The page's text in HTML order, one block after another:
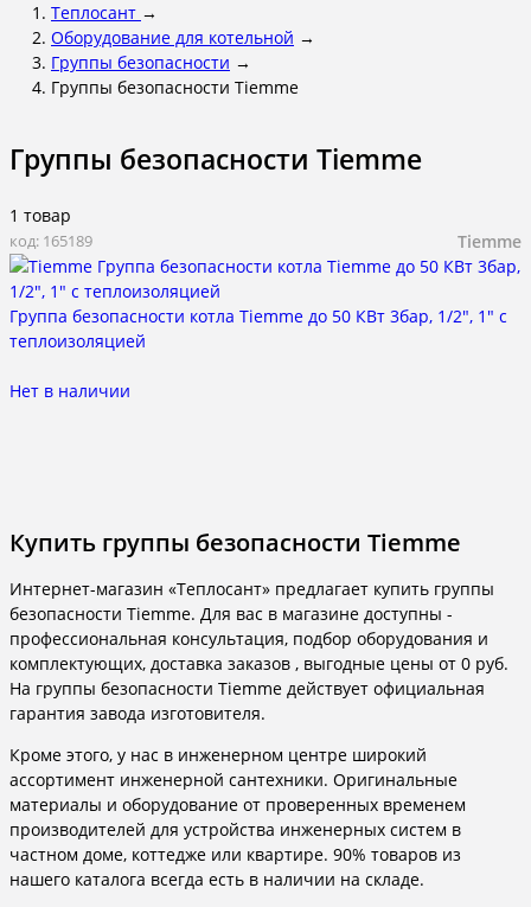
Теплосант →
Оборудование для котельной →
Группы безопасности →
Группы безопасности Tiemme
Группы безопасности Tiemme
1 товар
код: 165189 Tiemme
Группа безопасности котла Tiemme до 50 КВт 3бар, 1/2", 1" с
теплоизоляцией
Нет в наличии
Купить группы безопасности Tiemme
Интернет-магазин «Теплосант» предлагает купить группы
безопасности Tiemme. Для вас в магазине доступны -
профессиональная консультация, подбор оборудования и
комплектующих, доставка заказов , выгодные цены от 0 руб.
На группы безопасности Tiemme действует официальная
гарантия завода изготовителя.
Кроме этого, у нас в инженерном центре широкий
ассортимент инженерной сантехники. Оригинальные
материалы и оборудование от проверенных временем
производителей для устройства инженерных систем в
частном доме, коттедже или квартире. 90% товаров из
нашего каталога всегда есть в наличии на складе.